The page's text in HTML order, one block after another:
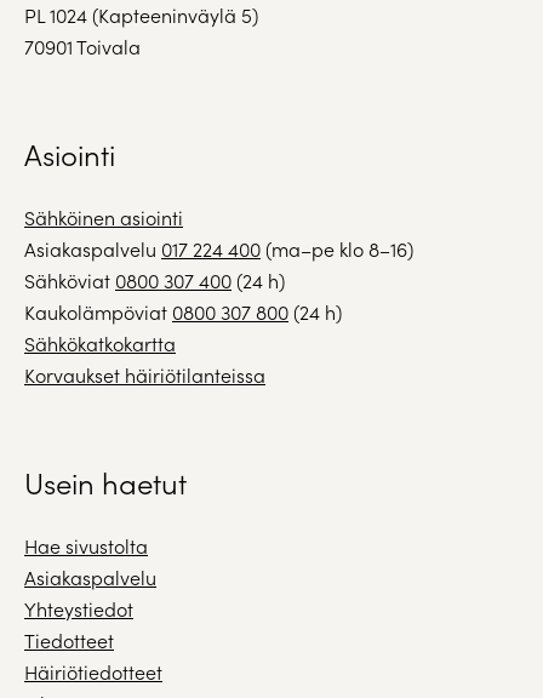
PL 1024 (Kapteeninväylä 5)
70901 Toivala
Asiointi
Sähköinen asiointi
Asiakaspalvelu 017 224 400(ma–pe klo 8–16)
Sähköviat 0800 307 400(24 h)
Kaukolämpöviat 0800 307 800(24 h)
Sähkökatkokartta
Korvaukset häiriötilanteissa
Usein haetut
Hae sivustolta
Asiakaspalvelu
Yhteystiedot
Tiedotteet
Häiriötiedotteet